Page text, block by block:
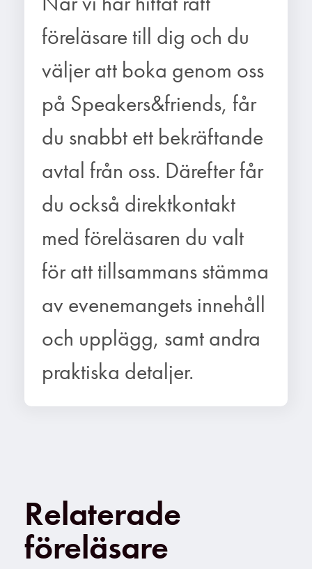
föreläsare till dig och du
väljer att boka genom oss
på Speakers&friends, får
du snabbt ett bekräftande
avtal från oss. Därefter får
du också direktkontakt
med föreläsaren du valt
för att tillsammans stämma
av evenemangets innehåll
och upplägg, samt andra
praktiska detaljer.
Relaterade
föreläsare